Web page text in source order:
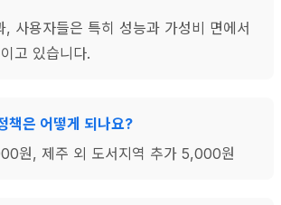
사용자들은 특히 성능과 가성비 면에서
고 있습니다.
책은 어떻게 되나요?
원, 제주 외 도서지역 추가 5,000원